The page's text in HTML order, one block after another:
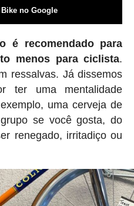
no Google
é recomendado para
menos para ciclista.
ressalvas. Já dissemos
ter uma mentalidade
uma cerveja de
se você gosta, do
renegado, irritadiço ou